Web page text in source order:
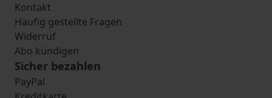
Kontakt
Häufig gestellte Fragen
Widerruf
Abo kündigen
Sicher bezahlen
PayPal